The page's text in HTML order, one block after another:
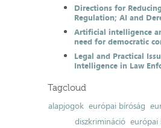
Directions for
Regulation; AI and
Artificial intelligence
need for democratic
Legal and Practical
Intelligence in Law
Tagcloud
alapjogok európai bíróság
diszkrimináció európai